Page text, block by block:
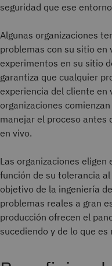
seguridad que ese
Algunas organizaciones
problemas con su sitio en
experimentos en su sitio
garantiza que cualquier
experiencia del cliente en
organizaciones
manejar el proceso antes
en vivo.
Las organizaciones
función de su tolerancia
objetivo de la ingeniería
problemas reales a gran
producción ofrecen el
sucediendo y de lo que es